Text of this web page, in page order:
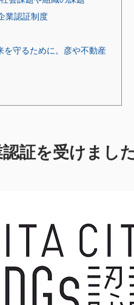
業認証制度
を守るために。彦や不動産
証を受けまし